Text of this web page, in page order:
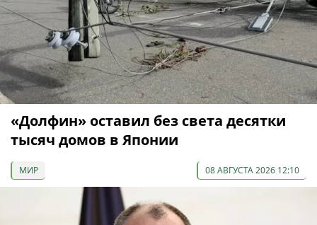
«Долфин» оставил без света десятки
тысяч домов в Японии
МИР 08 АВГУСТА 2026 12:10